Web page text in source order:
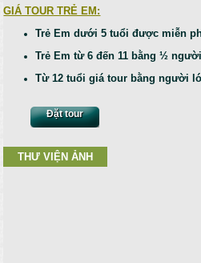
GIÁ TOUR TRẺ EM:
Trẻ Em dưới 5 tuổi được miễn
Trẻ Em từ 6 đến 11 bằng ½
Từ 12 tuổi giá tour bằng người
Đặt tour
THƯ VIỆN ẢNH